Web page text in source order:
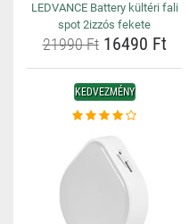
LEDVANCE Battery kültéri fali
spot 2izzós fekete
21990 Ft16490 Ft
KEDVEZMÉNY